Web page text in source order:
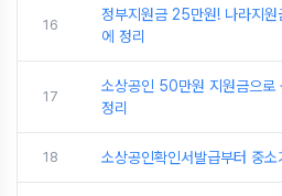
16
정부지원금 25만원! 나라지
에 정리
17
소상공인 50만원 지원금으로
정리
18 소상공인확인서발급부터 중